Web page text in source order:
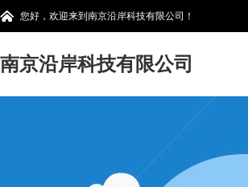
您好，欢迎来到南京沿岸科技有限公司！
南京沿岸科技有限公司